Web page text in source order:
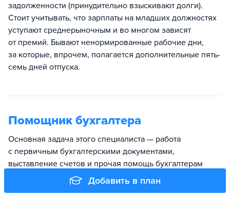
Добавить в план
задолженности (принудительно взыскивают долги).
Стоит учитывать, что зарплаты на младших должностях
уступают среднерыночным и во многом зависят
от премий. Бывают ненормированные рабочие дни,
за которые, впрочем, полагается дополнительные пять-
семь дней отпуска.
Помощник бухгалтера
Основная задача этого специалиста — работа
с первичным бухгалтерскими документами,
выставление счетов и прочая помощь бухгалтерам
предприятия или главному бухгалтеру. Он курсирует
между офисом, налоговой инспекцией и банком,